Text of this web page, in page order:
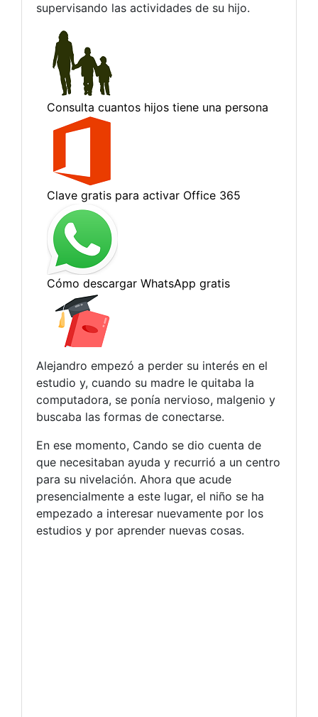
supervisando las actividades de su hijo.
Alejandro empezó a perder su interés en el
estudio y, cuando su madre le quitaba la
computadora, se ponía nervioso, malgenio y
buscaba las formas de conectarse.
En ese momento, Cando se dio cuenta de
que necesitaban ayuda y recurrió a un centro
para su nivelación. Ahora que acude
presencialmente a este lugar, el niño se ha
empezado a interesar nuevamente por los
estudios y por aprender nuevas cosas.